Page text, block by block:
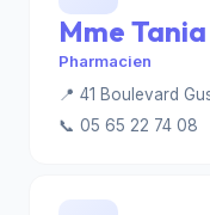
Mme
Pharmacien
📍 41 Boulevard
📞 05 65 22 74 08